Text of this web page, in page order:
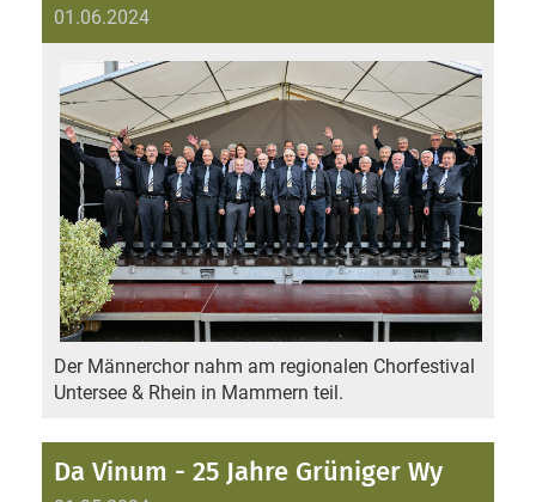
01.06.2024
Der Männerchor nahm am regionalen Chorfestival
Untersee & Rhein in Mammern teil.
Da Vinum - 25 Jahre Grüniger Wy